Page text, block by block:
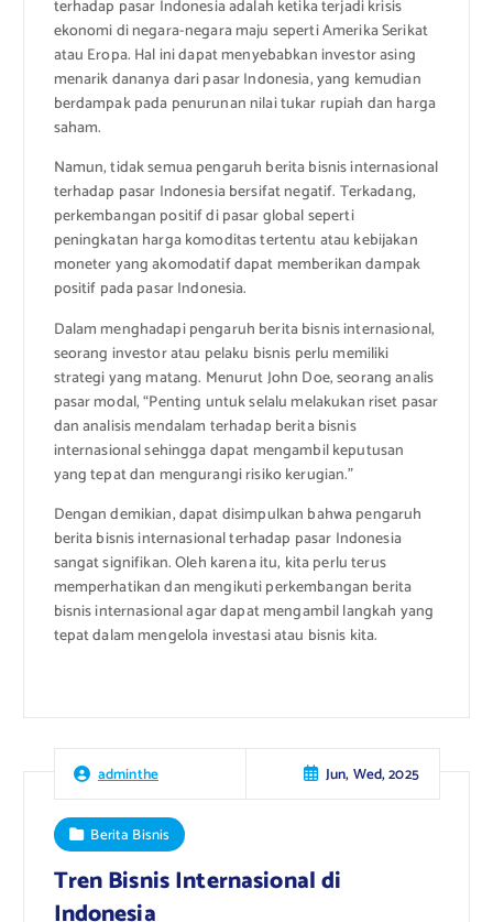
terhadap pasar Indonesia adalah ketika terjadi krisis
ekonomi di negara-negara maju seperti Amerika Serikat
atau Eropa. Hal ini dapat menyebabkan investor asing
menarik dananya dari pasar Indonesia, yang kemudian
berdampak pada penurunan nilai tukar rupiah dan harga
saham.
Namun, tidak semua pengaruh berita bisnis internasional
terhadap pasar Indonesia bersifat negatif. Terkadang,
perkembangan positif di pasar global seperti
peningkatan harga komoditas tertentu atau kebijakan
moneter yang akomodatif dapat memberikan dampak
positif pada pasar Indonesia.
Dalam menghadapi pengaruh berita bisnis internasional,
seorang investor atau pelaku bisnis perlu memiliki
strategi yang matang. Menurut John Doe, seorang analis
pasar modal, “Penting untuk selalu melakukan riset pasar
dan analisis mendalam terhadap berita bisnis
internasional sehingga dapat mengambil keputusan
yang tepat dan mengurangi risiko kerugian.”
Dengan demikian, dapat disimpulkan bahwa pengaruh
berita bisnis internasional terhadap pasar Indonesia
sangat signifikan. Oleh karena itu, kita perlu terus
memperhatikan dan mengikuti perkembangan berita
bisnis internasional agar dapat mengambil langkah yang
tepat dalam mengelola investasi atau bisnis kita.
adminthe Jun, Wed, 2025
Berita Bisnis
Tren Bisnis Internasional di
Indonesia